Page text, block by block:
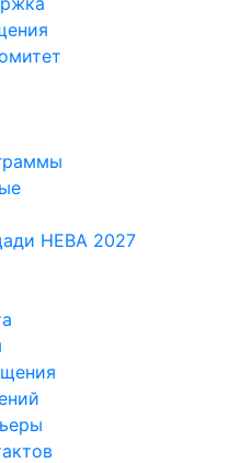
НЕВА 2027